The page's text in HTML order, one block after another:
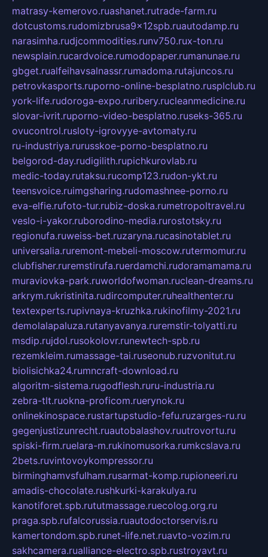
matrasy-kemerovo.ruashanet.rutrade-farm.ru
dotcustoms.rudomizbrusa9x12spb.ruautodamp.ru
narasimha.rudjcommodities.runv750.rux-ton.ru
newsplain.rucardvoice.rumodopaper.rumanunae.ru
gbget.rualfeihavsalnassr.rumadoma.rutajuncos.ru
petrovkasports.ruporno-online-besplatno.rusplclub.ru
york-life.rudoroga-expo.ruribery.rucleanmedicine.ru
slovar-ivrit.ruporno-video-besplatno.ruseks-365.ru
ovucontrol.rusloty-igrovyye-avtomaty.ru
ru-industriya.rurusskoe-porno-besplatno.ru
belgorod-day.rudigilith.rupichkurovlab.ru
medic-today.rutaksu.rucomp123.rudon-ykt.ru
teensvoice.ruimgsharing.rudomashnee-porno.ru
eva-elfie.rufoto-tur.rubiz-doska.rumetropoltravel.ru
veslo-i-yakor.ruborodino-media.rurostotsky.ru
regionufa.ruweiss-bet.ruzaryna.rucasinotablet.ru
universalia.ruremont-mebeli-moscow.rutermomur.ru
clubfisher.ruremstirufa.ruerdamchi.rudoramamama.ru
muraviovka-park.ruworldofwoman.ruclean-dreams.ru
arkrym.rukristinita.rudircomputer.ruhealthenter.ru
textexperts.rupivnaya-kruzhka.rukinofilmy-2021.ru
demolalapaluza.rutanyavanya.ruremstir-tolyatti.ru
msdip.rujdol.rusokolovr.runewtech-spb.ru
rezemkleim.rumassage-tai.ruseonub.ruzvonitut.ru
biolisichka24.rumncraft-download.ru
algoritm-sistema.rugodflesh.ruru-industria.ru
zebra-tlt.ruokna-proficom.ruerynok.ru
onlinekinospace.rustartupstudio-fefu.ruzarges-ru.ru
gegenjustizunrecht.ruautobalashov.ruutrovortu.ru
spiski-firm.ruelara-m.rukinomusorka.rumkcslava.ru
2bets.ruvintovoykompressor.ru
birminghamvsfulham.rusarmat-komp.rupioneeri.ru
amadis-chocolate.rushkurki-karakulya.ru
kanotiforet.spb.rututmassage.ruecolog.org.ru
praga.spb.rufalcorussia.ruautodoctorservis.ru
kamertondom.spb.runet-life.net.ruavto-vozim.ru
sakhcamera.rualliance-electro.spb.rustroyavt.ru